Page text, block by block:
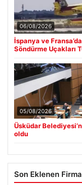
06/08/2026
İspanya ve
Söndürme Uçakları
05/08/2026
Üsküdar
oldu
Son Eklenen